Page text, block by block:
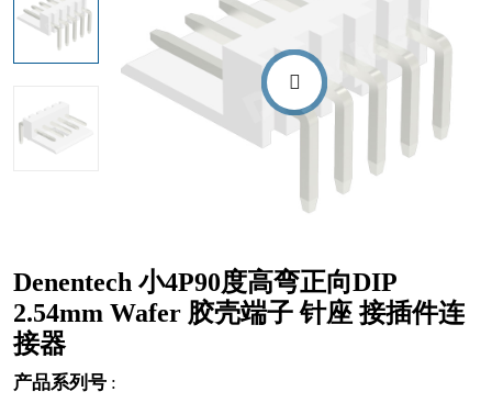
Denentech 小4P90度高弯正向DIP
2.54mm Wafer 胶壳端子 针座 接插件连
接器
产品系列号 :